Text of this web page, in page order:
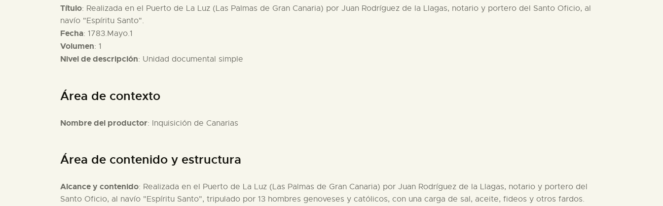
Título: Realizada en el Puerto de La Luz (Las Palmas de Gran Canaria) por Juan Rodríguez de la Llagas, notario y portero del Santo Oficio, al
navío "Espíritu Santo".
Fecha: 1783.Mayo.1
Volumen: 1
Nivel de descripción: Unidad documental simple
Área de contexto
Nombre del productor: Inquisición de Canarias
Área de contenido y estructura
Alcance y contenido: Realizada en el Puerto de La Luz (Las Palmas de Gran Canaria) por Juan Rodríguez de la Llagas, notario y portero del
Santo Oficio, al navío "Espíritu Santo", tripulado por 13 hombres genoveses y católicos, con una carga de sal, aceite, fideos y otros fardos.